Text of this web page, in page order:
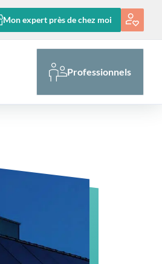
Mon expert près de chez moi
Professionnels